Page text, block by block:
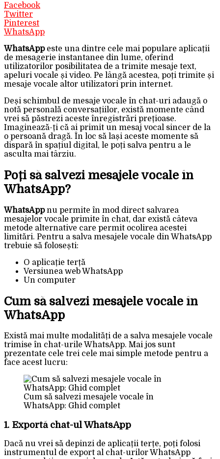
Facebook
Twitter
Pinterest
WhatsApp
WhatsAppeste una dintre cele mai populare aplicații
de mesagerie instantanee din lume, oferind
utilizatorilor posibilitatea de a trimite mesaje text,
apeluri vocale și video. Pe lângă acestea, poți trimite și
mesaje vocale altor utilizatori prin internet.
Deși schimbul de mesaje vocale în chat-uri adaugă o
notă personală conversațiilor, există momente când
vrei să păstrezi aceste înregistrări prețioase.
Imaginează-ți că ai primit un mesaj vocal sincer de la
o persoană dragă. În loc să lași aceste momente să
dispară în spațiul digital, le poți salva pentru a le
asculta mai târziu.
Poți să salvezi mesajele vocale în
WhatsApp?
WhatsAppnu permite în mod direct salvarea
mesajelor vocale primite în chat, dar există câteva
metode alternative care permit ocolirea acestei
limitări. Pentru a salva mesajele vocale din WhatsApp
trebuie să folosești:
O aplicație terță
Versiunea web WhatsApp
Un computer
Cum să salvezi mesajele vocale în
WhatsApp
Există mai multe modalități de a salva mesajele vocale
trimise în chat-urile WhatsApp. Mai jos sunt
prezentate cele trei cele mai simple metode pentru a
face acest lucru:
Cum să salvezi mesajele vocale în
WhatsApp: Ghid complet
1. Exportă chat-ul WhatsApp
Dacă nu vrei să depinzi de aplicații terțe, poți folosi
instrumentul de export al chat-urilor WhatsApp